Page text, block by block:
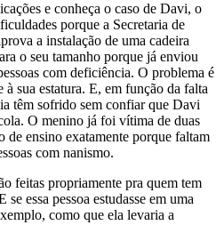
e conheça o caso de Davi, o
porque a Secretaria de
a instalação de uma cadeira
o seu tamanho porque já enviou
com deficiência. O problema é
sua estatura. E, em função da falta
têm sofrido sem confiar que Davi
O menino já foi vítima de duas
de ensino exatamente porque faltam
com nanismo.
feitas propriamente pra quem tem
se essa pessoa estudasse em uma
como que ela levaria a